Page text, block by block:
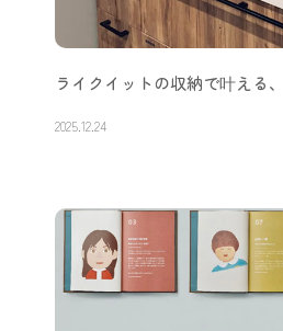
ライクイットの収納で叶える
2025.12.24